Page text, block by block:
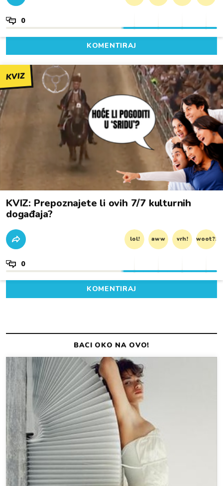
0
KOMENTIRAJ
KVIZ
KVIZ: Prepoznajete li ovih 7/7 kulturnih
događaja?
lol! aww vrh! woot?!
0
KOMENTIRAJ